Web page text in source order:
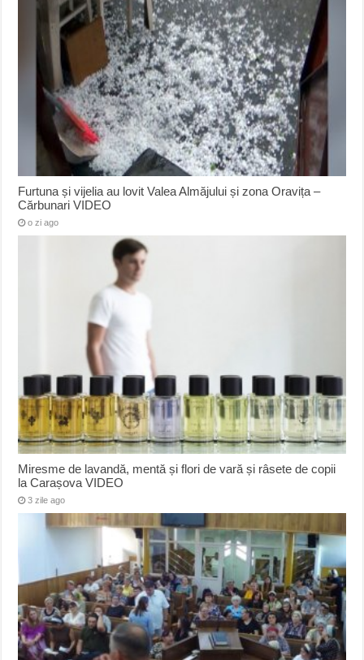
Furtuna și vijelia au lovit Valea Almăjului și zona Oravița –
Cărbunari VIDEO
o zi ago
Miresme de lavandă, mentă și flori de vară și râsete de copii
la Carașova VIDEO
3 zile ago